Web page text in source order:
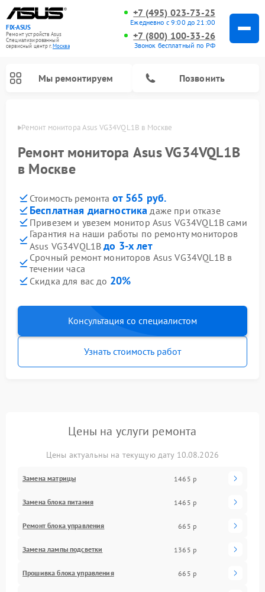
FIX-ASUS
Ремонт устройств Asus
Специализированный
cервисный центр г.Москва
+7 (495) 023-73-25
Ежедневно с 9:00 до 21:00
+7 (800) 100-33-26
Звонок бесплатный по РФ
Мы ремонтируем Позвонить
Ремонт монитора Asus VG34VQL1B в Москве
Ремонт монитора Asus VG34VQL1B
в Москве
Стоимость ремонта от 565 руб.
Бесплатная диагностика даже при отказе
Привезем и увезем монитор Asus VG34VQL1B сами
Гарантия на наши работы по ремонту мониторов
Asus VG34VQL1Bдо 3-х лет
Срочный ремонт мониторов Asus VG34VQL1B в
течении часа
Скидка для вас до 20%
Консультация со специалистом
Узнать стоимость работ
Цены на услуги ремонта
Цены актуальны на текущую дату 10.08.2026
Замена матрицы 1465 р
Замена блока питания 1465 р
Ремонт блока управления 665 р
Замена лампы подсветки 1365 р
Прошивка блока управления 665 р